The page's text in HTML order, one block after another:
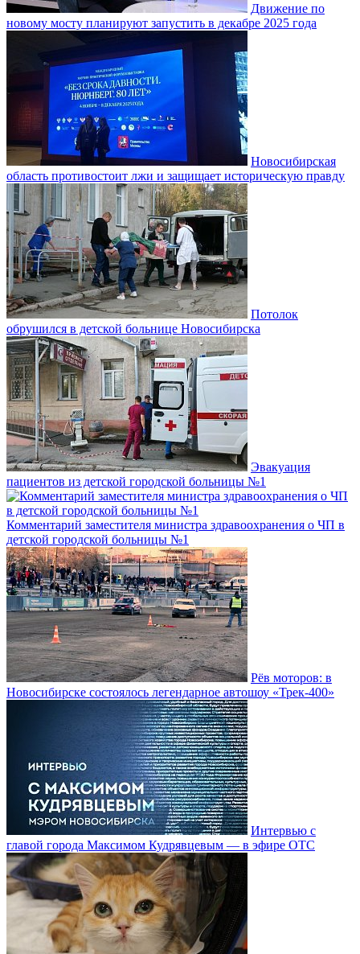
Движение по
новому мосту планируют запустить в декабре 2025 года
Новосибирская
область противостоит лжи и защищает историческую правду
Потолок
обрушился в детской больнице Новосибирска
Эвакуация
пациентов из детской городской больницы №1
Комментарий заместителя министра здравоохранения о ЧП в
детской городской больницы №1
Рёв моторов: в
Новосибирске состоялось легендарное автошоу «Трек-400»
Интервью с
главой города Максимом Кудрявцевым — в эфире ОТС